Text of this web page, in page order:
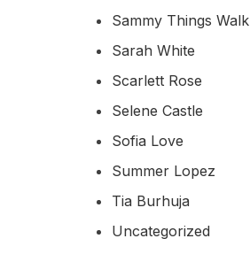
Sammy Things Walk
Sarah White
Scarlett Rose
Selene Castle
Sofia Love
Summer Lopez
Tia Burhuja
Uncategorized